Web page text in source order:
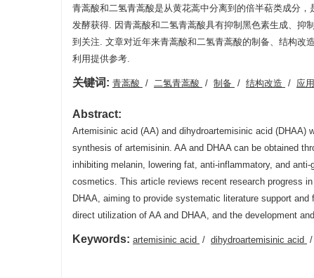
青蒿酸和二氢青蒿酸是从黄花蒿中分离到的倍半萜类成分
发酵获得. 因青蒿酸和二氢青蒿酸具有抑制黑色素生成、抑
到关注. 文章对近年来青蒿酸和二氢青蒿酸的制备、结构改
利用提供参考.
关键词: 青蒿酸 / 二氢青蒿酸 / 制备 / 结构改造 / 应用
Abstract:
Artemisinic acid (AA) and dihydroartemisinic acid (DHAA)
synthesis of artemisinin. AA and DHAA can be obtained
inhibiting melanin, lowering fat, anti-inflammatory, and
cosmetics. This article reviews recent research progress
DHAA, aiming to provide systematic literature support
direct utilization of AA and DHAA, and the development
Keywords: artemisinic acid / dihydroartemisinic acid /